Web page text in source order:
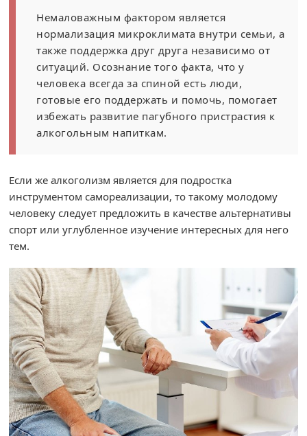
Немаловажным фактором является
нормализация микроклимата внутри семьи, а
также поддержка друг друга независимо от
ситуаций. Осознание того факта, что у
человека всегда за спиной есть люди,
готовые его поддержать и помочь, помогает
избежать развитие пагубного пристрастия к
алкогольным напиткам.
Если же алкоголизм является для подростка
инструментом самореализации, то такому молодому
человеку следует предложить в качестве альтернативы
спорт или углубленное изучение интересных для него
тем.